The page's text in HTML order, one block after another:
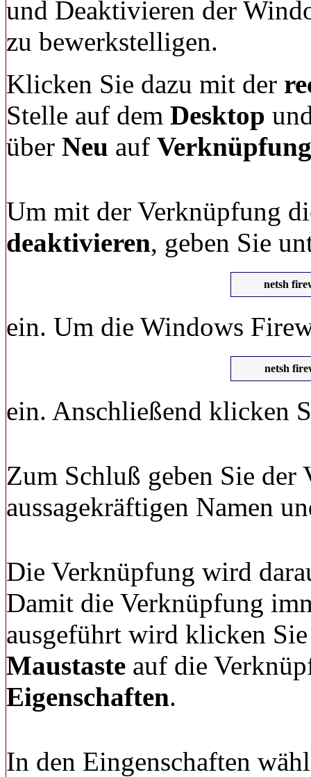
und Deaktivieren der
zu bewerkstelligen.
Klicken Sie dazu mit der
Stelle auf dem Desktop
über Neu auf Verknüpfung
Um mit der Verknüpfung
deaktivieren, geben Sie
netsh
ein. Um die Windows
netsh
ein. Anschließend klicken
Zum Schluß geben Sie der
aussagekräftigen Namen
Die Verknüpfung wird
Damit die Verknüpfung
ausgeführt wird klicken
Maustaste auf die
Eigenschaften.
In den Eingenschaften